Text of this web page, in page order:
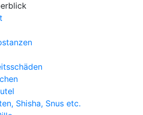
Shisha, Snus etc.